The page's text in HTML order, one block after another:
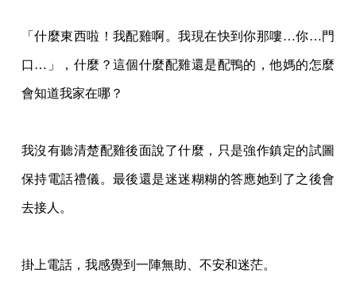
「什麼東西啦！我配雞啊。我現在快到你那嘍…你…門
口…」，什麼？這個什麼配雞還是配鴨的，他媽的怎麼
會知道我家在哪？
我沒有聽清楚配雞後面說了什麼，只是強作鎮定的試圖
保持電話禮儀。最後還是迷迷糊糊的答應她到了之後會
去接人。
掛上電話，我感覺到一陣無助、不安和迷茫。